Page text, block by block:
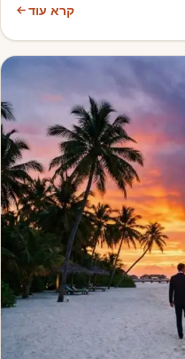
קרא עוד